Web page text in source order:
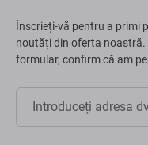
Înscrieți-vă pentru a primi
noutăți din oferta noastră.
formular, confirm că am